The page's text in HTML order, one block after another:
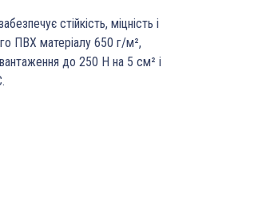
стійкість, міцність і
ПВХ матеріалу 650 г/м²,
до 250 Н на 5 см² і